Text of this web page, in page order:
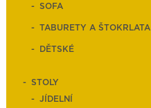
SOFA
TABURETY A ŠTOKRLATA
DĚTSKÉ
STOLY
JÍDELNÍ